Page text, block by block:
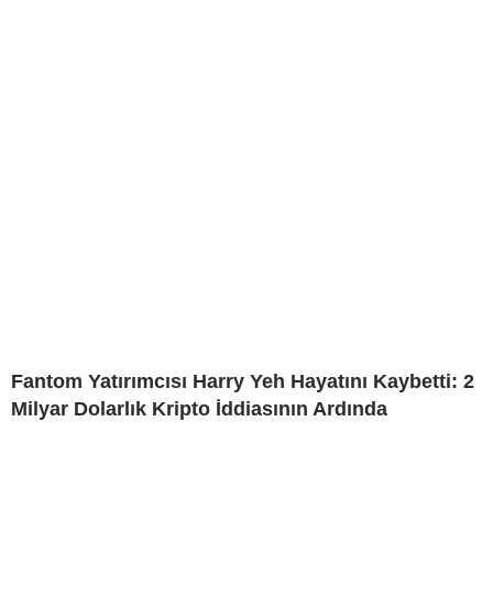
Fantom Yatırımcısı Harry Yeh Hayatını Kaybetti: 2
Milyar Dolarlık Kripto İddiasının Ardında